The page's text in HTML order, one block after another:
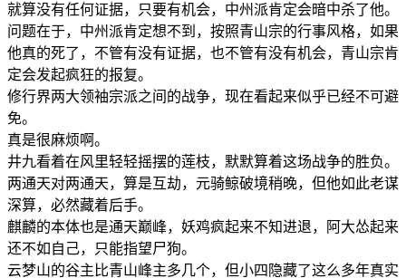
就算没有任何证据，只要有机会，中州派肯定会暗中杀了他。
问题在于，中州派肯定想不到，按照青山宗的行事风格，如果
他真的死了，不管有没有证据，也不管有没有机会，青山宗肯
定会发起疯狂的报复。
修行界两大领袖宗派之间的战争，现在看起来似乎已经不可避
免。
真是很麻烦啊。
井九看着在风里轻轻摇摆的莲枝，默默算着这场战争的胜负。
两通天对两通天，算是互劫，元骑鲸破境稍晚，但他如此老谋
深算，必然藏着后手。
麒麟的本体也是通天巅峰，妖鸡疯起来不知进退，阿大怂起来
还不如自己，只能指望尸狗。
云梦山的谷主比青山峰主多几个，但小四隐藏了这么多年真实